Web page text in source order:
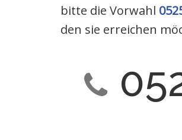
bitte die Vorwahl
den sie erreichen